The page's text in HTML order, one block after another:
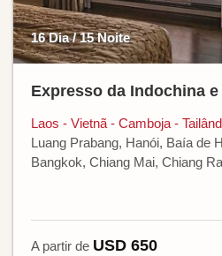
16 Dia / 15 Noite
Expresso da Indochina
Laos - Vietnã - Camboja -
Luang Prabang, Hanói, Baía de
Bangkok, Chiang Mai, Chiang
A partir de USD 650